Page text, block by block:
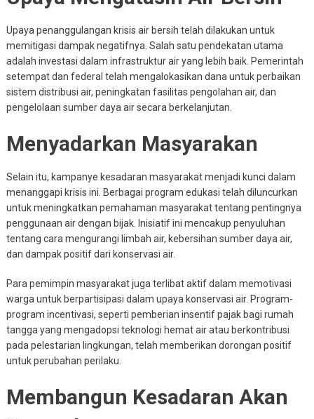
Upaya penanggulangan krisis air bersih telah dilakukan untuk
memitigasi dampak negatifnya. Salah satu pendekatan utama
adalah investasi dalam infrastruktur air yang lebih baik. Pemerintah
setempat dan federal telah mengalokasikan dana untuk perbaikan
sistem distribusi air, peningkatan fasilitas pengolahan air, dan
pengelolaan sumber daya air secara berkelanjutan.
Menyadarkan Masyarakan
Selain itu, kampanye kesadaran masyarakat menjadi kunci dalam
menanggapi krisis ini. Berbagai program edukasi telah diluncurkan
untuk meningkatkan pemahaman masyarakat tentang pentingnya
penggunaan air dengan bijak. Inisiatif ini mencakup penyuluhan
tentang cara mengurangi limbah air, kebersihan sumber daya air,
dan dampak positif dari konservasi air.
Para pemimpin masyarakat juga terlibat aktif dalam memotivasi
warga untuk berpartisipasi dalam upaya konservasi air. Program-
program incentivasi, seperti pemberian insentif pajak bagi rumah
tangga yang mengadopsi teknologi hemat air atau berkontribusi
pada pelestarian lingkungan, telah memberikan dorongan positif
untuk perubahan perilaku.
Membangun Kesadaran Akan